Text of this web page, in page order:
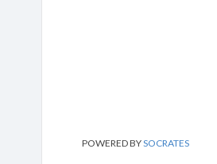
POWERED BYSOCRATES